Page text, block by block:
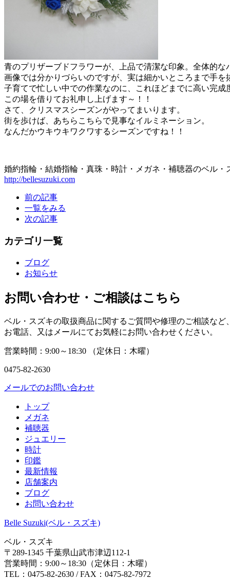
青のプリザーブドフラワーが、上品で清潔な印象。全体的
画像では分かりづらいのですが、実は細かいところまで手を
子育てで忙しい中での作業なのに、これほどまでに高い完
この場を借りてお礼申し上げます～！！
さて、クリスマスシーズンがやってまいります。
街を歩けば、あちらこちらで見事なイルミネーション。
なんだかウキウキワクワするシーズンですね！！
婚約指輪・結婚指輪・真珠・時計・メガネ・補聴器のベル・
http://bellesuzuki.com
前の記事
一覧をみる
次の記事
カテゴリ一覧
ブログ
お知らせ
お問い合わせ・ご相談はこちら
ベル・スズキの取扱商品に関するご質問や修理のご相談など、
お電話、又はメールにてお気軽にお問い合わせください。
営業時間： 9:00～18:30 （定休日： 木曜）
0475-82-2630
メールでのお問い合わせ
トップ
メガネ
補聴器
ジュエリー
時計
印鑑
最新情報
店舗案内
ブログ
お問い合わせ
Belle Suzuki(ベル・スズキ)
ベル・スズキ
〒289-1345 千葉県山武市津辺112-1
営業時間： 9:00～18:30（定休日： 木曜）
TEL： 0475-82-2630 /FAX： 0475-82-7972